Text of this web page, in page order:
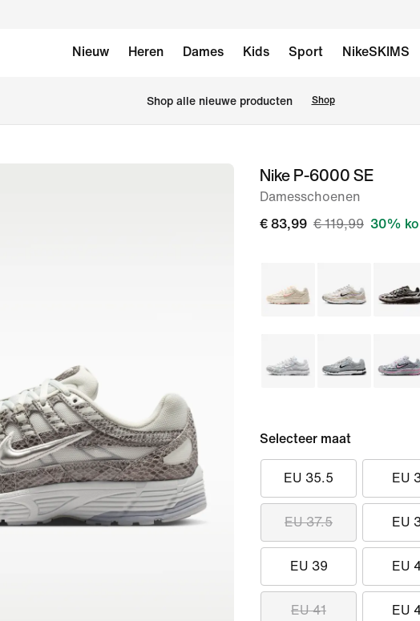
Nieuw Heren Dames Kids Sport NikeSKIMS
Shop alle nieuwe producten Shop
afbeelding
Nike P-6000 SE
Damesschoenen
€ 83,99 € 119,99 30%
Selecteer maat
EU 35.5 EU
EU 37.5 EU
EU 39 EU
EU 41 EU